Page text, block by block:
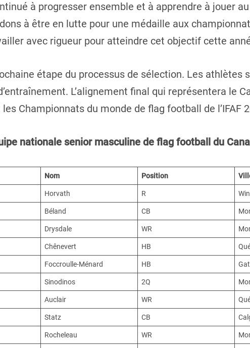
à progresser ensemble et à apprendre à jouer
à être en lutte pour une médaille aux
avec rigueur pour atteindre cet objectif cette
étape du processus de sélection. Les athlètes
L’alignement final qui représentera le
Championnats du monde de flag football de l’IFAF
nationale senior masculine de flag football du
Nom Position
Horvath R
Béland CB
Drysdale WR
Chênevert HB
Foccroulle-Ménard HB
Sinodinos 2Q
Auclair WR
Statz CB
Rocheleau WR